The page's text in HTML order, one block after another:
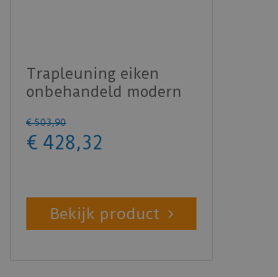
Trapleuning eiken
onbehandeld modern
€ 503,90
€ 428,32
Bekijk product